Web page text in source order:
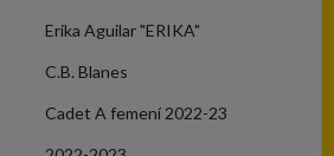
Erika Aguilar "ERIKA"
C.B. Blanes
Cadet A femení 2022-23